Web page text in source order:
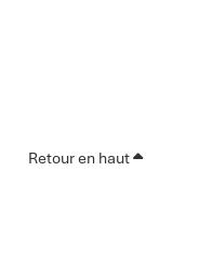
Retour en haut